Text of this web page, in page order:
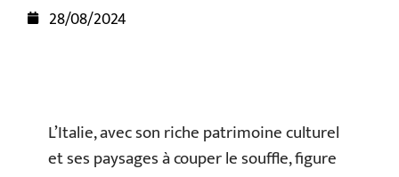
28/08/2024
L’Italie, avec son riche patrimoine culturel
et ses paysages à couper le souffle, figure